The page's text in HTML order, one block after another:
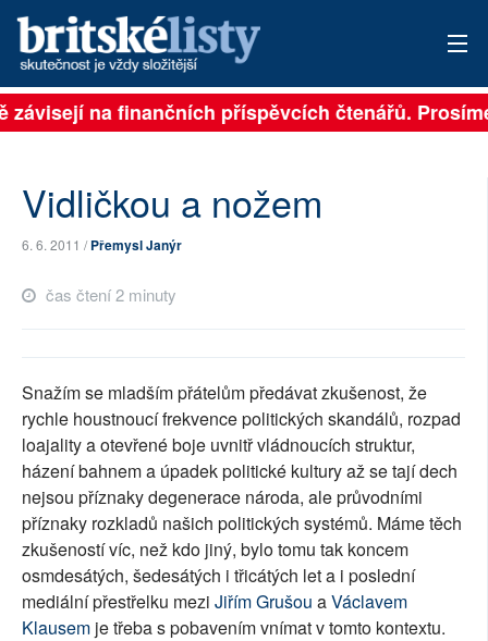
PŘIHLÁSIT
ARCHIV
AUTOŘI
PŘÍSPĚVKY NA PROVOZ
SOCIÁLNÍ SÍTĚ
RUBRIKY
PLNÁ VERZE STRÁNEK
na finančních příspěvcích čtenářů.
Vidličkou a nožem
6. 6. 2011 /Přemysl Janýr
čas čtení 2 minuty
Snažím se mladším přátelům předávat zkušenost, že
rychle houstnoucí frekvence politických skandálů, rozpad
loajality a otevřené boje uvnitř vládnoucích struktur,
házení bahnem a úpadek politické kultury až se tají dech
nejsou příznaky degenerace národa, ale průvodními
příznaky rozkladů našich politických systémů. Máme těch
zkušeností víc, než kdo jiný, bylo tomu tak koncem
osmdesátých, šedesátých i třicátých let a i poslední
mediální přestřelku mezi Jiřím Grušou aVáclavem
Klausem je třeba s pobavením vnímat v tomto kontextu.